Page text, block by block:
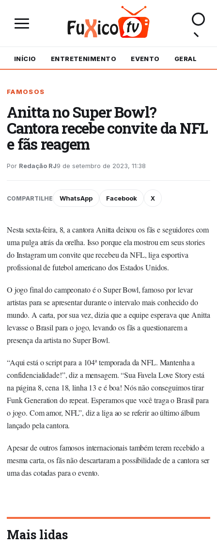
INÍCIO ENTRETENIMENTO EVENTO GERAL
FAMOSOS
Anitta no Super Bowl?
Cantora recebe convite da NFL
e fãs reagem
Por Redação RJ9 de setembro de 2023, 11:38
COMPARTILHE WhatsApp Facebook X
Nesta sexta-feira, 8, a cantora Anitta deixou os fãs e seguidores com
uma pulga atrás da orelha. Isso porque ela mostrou em seus stories
do Instagram um convite que recebeu da NFL, liga esportiva
profissional de futebol americano dos Estados Unidos.
O jogo final do campeonato é o Super Bowl, famoso por levar
artistas para se apresentar durante o intervalo mais conhecido do
mundo. A carta, por sua vez, dizia que a equipe esperava que Anitta
levasse o Brasil para o jogo, levando os fãs a questionarem a
presença da artista no Super Bowl.
“Aqui está o script para a 104ª temporada da NFL. Mantenha a
confidencialidade!”, diz a mensagem. “Sua Favela Love Story está
na página 8, cena 18, linha 13 e é boa! Nós não conseguimos tirar
Funk Generation do repeat. Esperamos que você traga o Brasil para
o jogo. Com amor, NFL”, diz a liga ao se referir ao último álbum
lançado pela cantora.
Apesar de outros famosos internacionais também terem recebido a
mesma carta, os fãs não descartaram a possibilidade de a cantora ser
uma das cotadas para o evento.
Mais lidas